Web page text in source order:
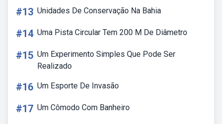
#13 Unidades De Conservação Na Bahia
#14 Uma Pista Circular Tem 200 M De Diâmetro
#15 Um Experimento Simples Que Pode Ser
Realizado
#16 Um Esporte De Invasão
#17 Um Cômodo Com Banheiro